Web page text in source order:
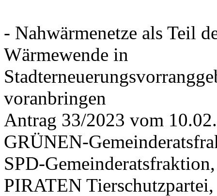
- Nahwärmenetze als Teil
Wärmewende in
voranbringen
Antrag 33/2023 vom
GRÜNEN-
SPD-
PIRATEN Tierschutzpartei,